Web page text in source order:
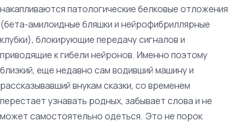
накапливаются патологические белковые отложения
(бета-амилоидные бляшки и нейрофибриллярные
клубки), блокирующие передачу сигналов и
приводящие к гибели нейронов. Именно поэтому
близкий, еще недавно сам водивший машину и
рассказывавший внукам сказки, со временем
перестает узнавать родных, забывает слова и не
может самостоятельно одеться. Это не порок